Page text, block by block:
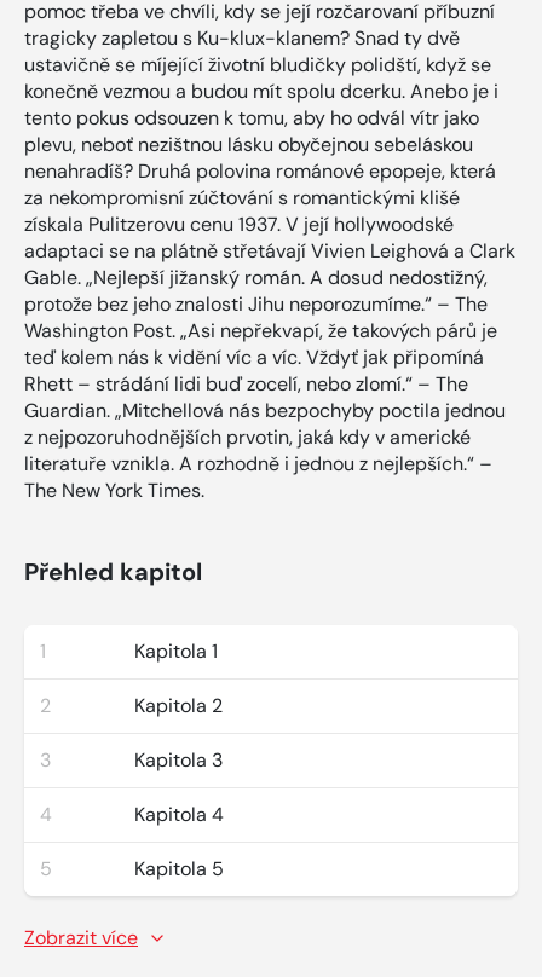
pomoc třeba ve chvíli, kdy se její rozčarovaní příbuzní
tragicky zapletou s Ku-klux-klanem? Snad ty dvě
ustavičně se míjející životní bludičky polidští, když se
konečně vezmou a budou mít spolu dcerku. Anebo je i
tento pokus odsouzen k tomu, aby ho odvál vítr jako
plevu, neboť nezištnou lásku obyčejnou sebeláskou
nenahradíš? Druhá polovina románové epopeje, která
za nekompromisní zúčtování s romantickými klišé
získala Pulitzerovu cenu 1937. V její hollywoodské
adaptaci se na plátně střetávají Vivien Leighová a Clark
Gable. „Nejlepší jižanský román. A dosud nedostižný,
protože bez jeho znalosti Jihu neporozumíme.“ – The
Washington Post. „Asi nepřekvapí, že takových párů je
teď kolem nás k vidění víc a víc. Vždyť jak připomíná
Rhett – strádání lidi buď zocelí, nebo zlomí.“ – The
Guardian. „Mitchellová nás bezpochyby poctila jednou
z nejpozoruhodnějších prvotin, jaká kdy v americké
literatuře vznikla. A rozhodně i jednou z nejlepších.“ –
The New York Times.
Přehled kapitol
1 Kapitola 1
2 Kapitola 2
3 Kapitola 3
4 Kapitola 4
5 Kapitola 5
Zobrazit více